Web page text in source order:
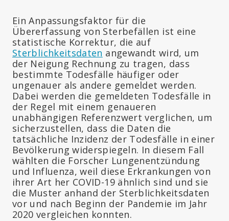
Ein Anpassungsfaktor für die
Übererfassung von Sterbefällen ist eine
statistische Korrektur, die auf
Sterblichkeitsdaten angewandt wird, um
der Neigung Rechnung zu tragen, dass
bestimmte Todesfälle häufiger oder
ungenauer als andere gemeldet werden.
Dabei werden die gemeldeten Todesfälle in
der Regel mit einem genaueren
unabhängigen Referenzwert verglichen, um
sicherzustellen, dass die Daten die
tatsächliche Inzidenz der Todesfälle in einer
Bevölkerung widerspiegeln. In diesem Fall
wählten die Forscher Lungenentzündung
und Influenza, weil diese Erkrankungen von
ihrer Art her COVID-19 ähnlich sind und sie
die Muster anhand der Sterblichkeitsdaten
vor und nach Beginn der Pandemie im Jahr
2020 vergleichen konnten.